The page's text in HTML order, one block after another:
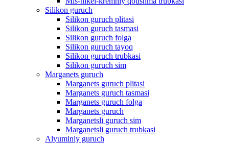
Silikon guruch
Silikon guruch plitasi
Silikon guruch tasmasi
Silikon guruch folga
Silikon guruch tayoq
Silikon guruch trubkasi
Silikon guruch sim
Marganets guruch
Marganets guruch plitasi
Marganets guruch tasmasi
Marganets guruch folga
Marganets guruch
Marganetsli guruch sim
Marganetsli guruch trubkasi
Alyuminiy guruch